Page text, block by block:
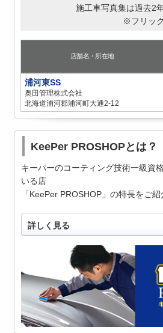
施工車写真集は過去2
※フリッ
店舗名・所在地
浦河東SS
奥田管理株式会社
北海道浦河郡浦河町大通2-12
KeePer PROSHOPとは？
キーパーのコーティング技術一級資
いる店
「KeePer PROSHOP」の特長をご紹
詳しく見る